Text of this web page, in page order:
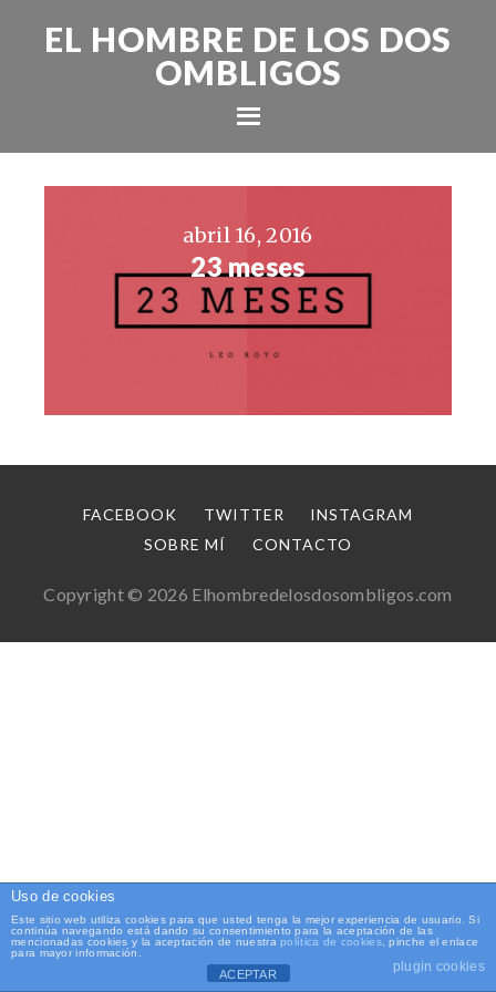
EL HOMBRE DE LOS DOS
OMBLIGOS
abril 16, 2016
23 meses
FACEBOOK TWITTER
INSTAGRAM
SOBRE MÍ
CONTACTO
Copyright © 2026 Elhombredelosdosombligos.com
Uso de cookies
Este sitio web utiliza cookies para que usted tenga la mejor experiencia de usuario. Si
continúa navegando está dando su consentimiento para la aceptación de las
mencionadas cookies y la aceptación de nuestrapolítica de cookies, pinche el enlace
para mayor información.
plugin cookies
ACEPTAR